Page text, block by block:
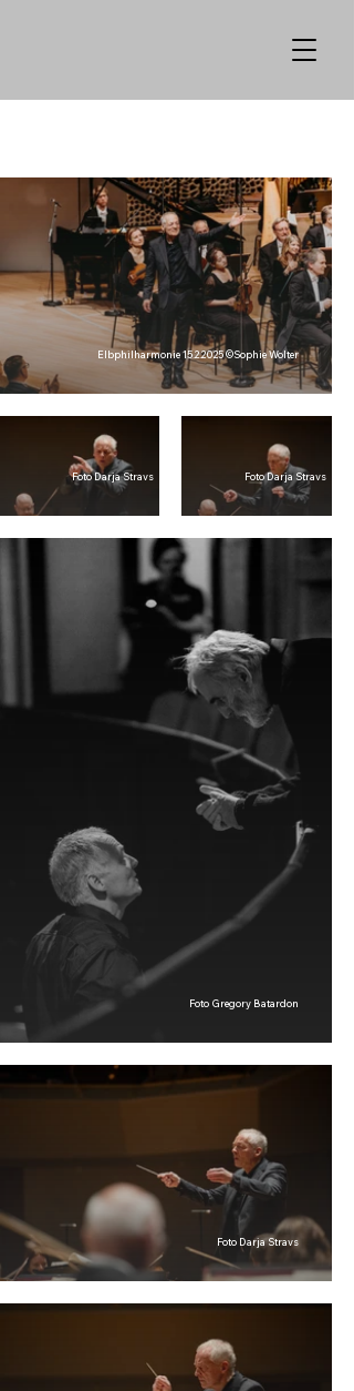
Elbphilharmonie 15.2.2025 ©Sophie Wolter
Foto Darja Stravs Foto Darja Stravs
Foto Gregory Batardon
Foto Darja Stravs